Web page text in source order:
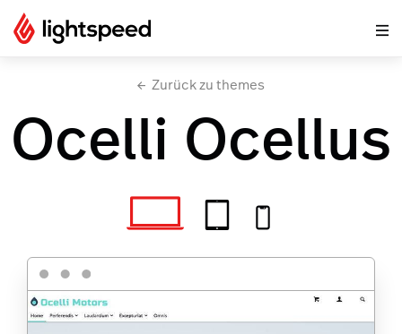
Zurück zu themes
Ocelli Ocellus